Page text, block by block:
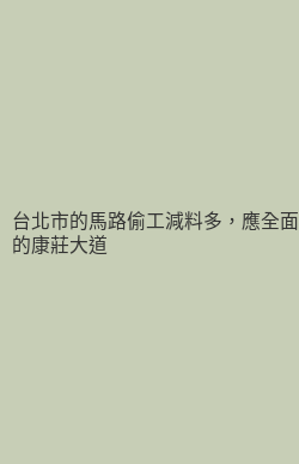
台北市的馬路偷工減料多，應全
的康莊大道